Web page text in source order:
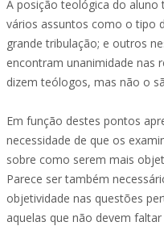
A posição teológica do aluno
vários assuntos como o tipo
grande tribulação; e outros
encontram unanimidade nas
dizem teólogos, mas não o
Em função destes pontos
necessidade de que os
sobre como serem mais
Parece ser também
objetividade nas questões
aquelas que não devem